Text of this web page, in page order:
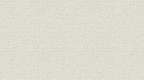
組織図
大正14年
(1929年)
大同電力の送電網 大正13年
150kV級送電線の建設 昭和12年